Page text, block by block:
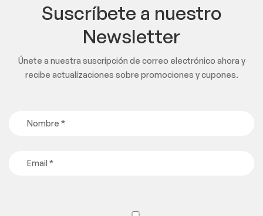
Suscríbete a nuestro
Newsletter
Únete a nuestra suscripción de correo electrónico ahora y
recibe actualizaciones sobre promociones y cupones.